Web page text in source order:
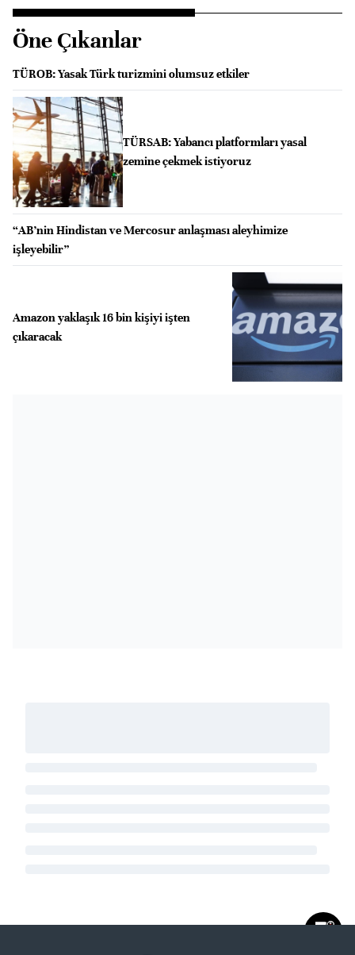
Öne Çıkanlar
TÜROB: Yasak Türk turizmini olumsuz etkiler
TÜRSAB: Yabancı platformları yasal
zemine çekmek istiyoruz
“AB’nin Hindistan ve Mercosur anlaşması aleyhimize
işleyebilir”
Amazon yaklaşık 16 bin kişiyi işten
çıkaracak